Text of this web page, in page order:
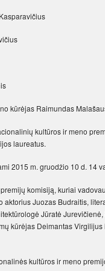
kū­rė­jas Rai­mun­das
kul­tū­ros ir me­no
lau­rea­tus.
2015 m. gruo­džio 10 d. 14
ko­mi­si­ją, ku­riai
ak­to­rius Juo­zas Bud­rai­tis,
Jū­ra­tė
kū­rė­jas Dei­man­tas
kul­tū­ros ir me­no